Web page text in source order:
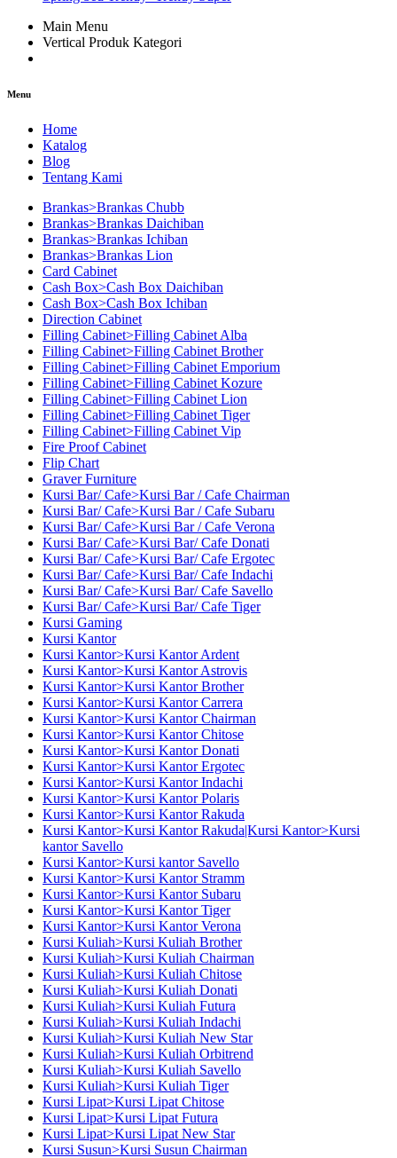
Main Menu
Vertical Produk Kategori
Menu
Home
Katalog
Blog
Tentang Kami
Brankas>Brankas Chubb
Brankas>Brankas Daichiban
Brankas>Brankas Ichiban
Brankas>Brankas Lion
Card Cabinet
Cash Box>Cash Box Daichiban
Cash Box>Cash Box Ichiban
Direction Cabinet
Filling Cabinet>Filling Cabinet Alba
Filling Cabinet>Filling Cabinet Brother
Filling Cabinet>Filling Cabinet Emporium
Filling Cabinet>Filling Cabinet Kozure
Filling Cabinet>Filling Cabinet Lion
Filling Cabinet>Filling Cabinet Tiger
Filling Cabinet>Filling Cabinet Vip
Fire Proof Cabinet
Flip Chart
Graver Furniture
Kursi Bar/ Cafe>Kursi Bar / Cafe Chairman
Kursi Bar/ Cafe>Kursi Bar / Cafe Subaru
Kursi Bar/ Cafe>Kursi Bar / Cafe Verona
Kursi Bar/ Cafe>Kursi Bar/ Cafe Donati
Kursi Bar/ Cafe>Kursi Bar/ Cafe Ergotec
Kursi Bar/ Cafe>Kursi Bar/ Cafe Indachi
Kursi Bar/ Cafe>Kursi Bar/ Cafe Savello
Kursi Bar/ Cafe>Kursi Bar/ Cafe Tiger
Kursi Gaming
Kursi Kantor
Kursi Kantor>Kursi Kantor Ardent
Kursi Kantor>Kursi Kantor Astrovis
Kursi Kantor>Kursi Kantor Brother
Kursi Kantor>Kursi Kantor Carrera
Kursi Kantor>Kursi Kantor Chairman
Kursi Kantor>Kursi Kantor Chitose
Kursi Kantor>Kursi Kantor Donati
Kursi Kantor>Kursi Kantor Ergotec
Kursi Kantor>Kursi Kantor Indachi
Kursi Kantor>Kursi Kantor Polaris
Kursi Kantor>Kursi Kantor Rakuda
Kursi Kantor>Kursi Kantor Rakuda|Kursi Kantor>Kursi
kantor Savello
Kursi Kantor>Kursi kantor Savello
Kursi Kantor>Kursi Kantor Stramm
Kursi Kantor>Kursi Kantor Subaru
Kursi Kantor>Kursi Kantor Tiger
Kursi Kantor>Kursi Kantor Verona
Kursi Kuliah>Kursi Kuliah Brother
Kursi Kuliah>Kursi Kuliah Chairman
Kursi Kuliah>Kursi Kuliah Chitose
Kursi Kuliah>Kursi Kuliah Donati
Kursi Kuliah>Kursi Kuliah Futura
Kursi Kuliah>Kursi Kuliah Indachi
Kursi Kuliah>Kursi Kuliah New Star
Kursi Kuliah>Kursi Kuliah Orbitrend
Kursi Kuliah>Kursi Kuliah Savello
Kursi Kuliah>Kursi Kuliah Tiger
Kursi Lipat>Kursi Lipat Chitose
Kursi Lipat>Kursi Lipat Futura
Kursi Lipat>Kursi Lipat New Star
Kursi Susun>Kursi Susun Chairman